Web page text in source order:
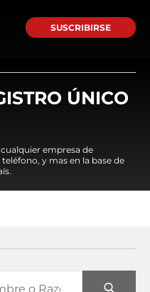
SUSCRIBIRSE
ÚNICO
empresa de
y mas en la base de